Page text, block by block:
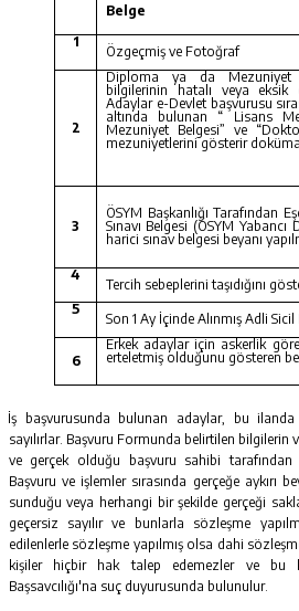
Belge
1
Özgeçmiş ve Fotoğraf
2
Diploma ya da Mezuniyet
bilgilerinin hatalı veya eksik
Adaylar e-Devlet başvurusu
altında bulunan “ Lisans
Mezuniyet Belgesi” ve
mezuniyetlerini gösterir
3
ÖSYM Başkanlığı Tarafından
Sınavı Belgesi (ÖSYM
harici sınav belgesi beyanı
4
Tercih sebeplerini taşıdığını
5
Son 1 Ay İçinde Alınmış Adli Sicil
6
Erkek adaylar için askerlik
erteletmiş olduğunu gösteren
İş başvurusunda bulunan adaylar, bu
sayılırlar. Başvuru Formunda belirtilen bilgilerin
ve gerçek olduğu başvuru sahibi
Başvuru ve işlemler sırasında gerçeğe aykırı
sunduğu veya herhangi bir şekilde gerçeği
geçersiz sayılır ve bunlarla sözleşme
edilenlerle sözleşme yapılmış olsa dahi
kişiler hiçbir hak talep edemezler ve bu
Başsavcılığı'na suç duyurusunda bulunulur.